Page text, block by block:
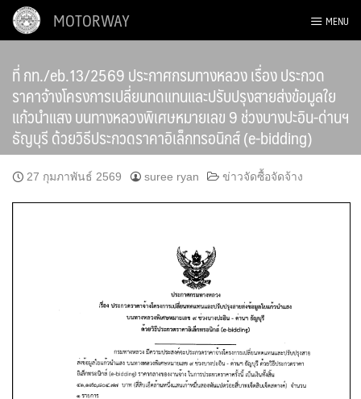
Skip
MOTORWAY MENU
ที่ กท./eb.13/2569 ประกาศกรมทางหลวง เรื่อง ประกวด
ราคาจ้างโครงการเปลี่ยนทดแทนและปรับปรุงสายส่งข้อมูลใย
แก้วนำแสง บนทางหลวงพิเศษหมายเลข 9 ช่วงบางปะอิน-ด่านฯ
ธัญบุรี ด้วยวิธีประกวดราคาอิเล็กทรอนิกส์ (e-bidding)
27 กุมภาพันธ์ 2569 suree ryan ข่าวจัดซื้อจัดจ้าง